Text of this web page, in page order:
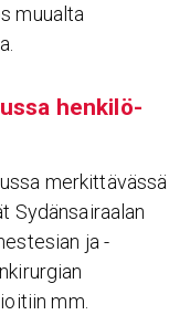
muualta
henki­lö­
merkittävässä
Sydänsairaalan
ja -
mm.